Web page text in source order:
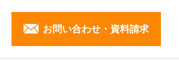
お問い合わせ・資料請求